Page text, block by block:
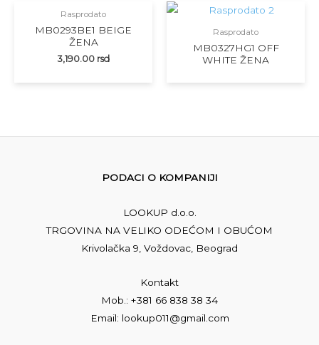
Rasprodato
MB0293BE1 BEIGE
ŽENA
3,190.00 rsd
Rasprodato
MB0327HG1 OFF
WHITE ŽENA
PODACI O KOMPANIJI
LOOKUP d.o.o.
TRGOVINA NA VELIKO ODEĆOM I OBUĆOM
Krivolačka 9, Voždovac, Beograd
Kontakt
Mob.: +381 66 838 38 34
Email: lookup011@gmail.com